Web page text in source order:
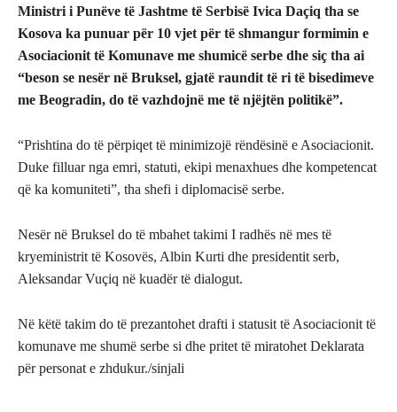
Ministri i Punëve të Jashtme të Serbisë Ivica Daçiq tha se
Kosova ka punuar për 10 vjet për të shmangur formimin e
Asociacionit të Komunave me shumicë serbe dhe siç tha ai
“beson se nesër në Bruksel, gjatë raundit të ri të bisedimeve
me Beogradin, do të vazhdojnë me të njëjtën politikë”.
“Prishtina do të përpiqet të minimizojë rëndësinë e Asociacionit.
Duke filluar nga emri, statuti, ekipi menaxhues dhe kompetencat
që ka komuniteti”, tha shefi i diplomacisë serbe.
Nesër në Bruksel do të mbahet takimi I radhës në mes të
kryeministrit të Kosovës, Albin Kurti dhe presidentit serb,
Aleksandar Vuçiq në kuadër të dialogut.
Në këtë takim do të prezantohet drafti i statusit të Asociacionit të
komunave me shumë serbe si dhe pritet të miratohet Deklarata
për personat e zhdukur./sinjali